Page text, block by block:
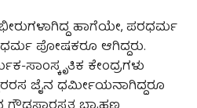
ಹಾಗೆಯೇ, ಪರಧರ್ಮ
ಧರ್ಮ ಪೋಷಕರೂ ಆಗಿದ್ದರು.
ಸಾಂಸ್ಕೃತಿಕ ಕೇಂದ್ರಗಳು
ಜೈನ ಧರ್ಮೀಯನಾಗಿದ್ದರೂ